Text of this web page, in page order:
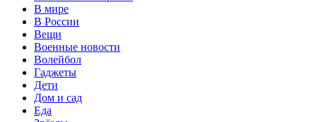
В мире
В России
Вещи
Военные новости
Волейбол
Гаджеты
Дети
Дом и сад
Еда